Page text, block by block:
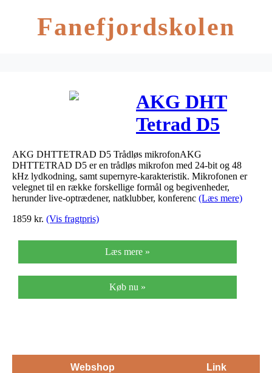
Fanefjordskolen
AKG DHT
Tetrad D5
AKG DHTTETRAD D5 Trådløs mikrofonAKG
DHTTETRAD D5 er en trådløs mikrofon med 24-bit og 48
kHz lydkodning, samt supernyre-karakteristik. Mikrofonen er
velegnet til en række forskellige formål og begivenheder,
herunder live-optrædener, natklubber, konferenc (Læs mere)
1859 kr. (Vis fragtpris)
Læs mere »
Køb nu »
Webshop Link